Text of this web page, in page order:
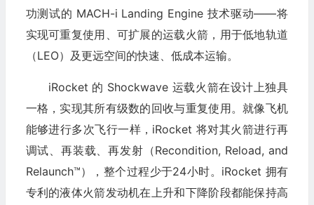
功测试的 MACH-i Landing Engine 技术驱动——将
实现可重复使用、可扩展的运载火箭，用于低地轨道
（LEO）及更远空间的快速、低成本运输。
iRocket 的 Shockwave 运载火箭在设计上独具
一格，实现其所有级数的回收与重复使用。就像飞机
能够进行多次飞行一样，iRocket 将对其火箭进行再
调试、再装载、再发射（Recondition, Reload, and
Relaunch™），整个过程少于24小时。iRocket 拥有
专利的液体火箭发动机在上升和下降阶段都能保持高